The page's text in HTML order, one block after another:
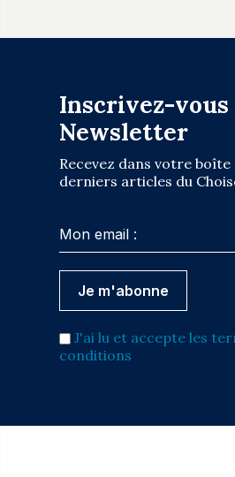
Inscrivez-vous
Newsletter
Recevez dans votre boîte
derniers articles du
J'ai lu et accepte les
conditions